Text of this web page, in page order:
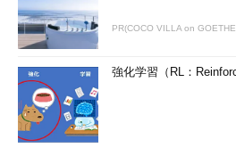
PR(COCO VILLA on
強化学習（RL：